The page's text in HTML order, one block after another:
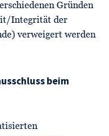
Gründen
Integrität der
verweigert werden
beim